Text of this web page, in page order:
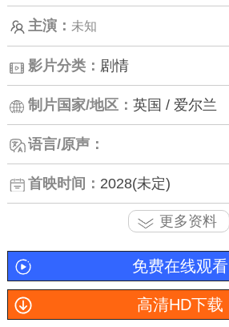
主演： 未知
影片分类： 剧情
制片国家/地区： 英国 / 爱尔兰
语言/原声：
首映时间： 2028(未定)
更多资料
免费在线观看
高清HD下载